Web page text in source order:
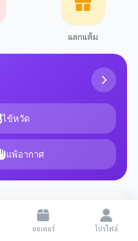
แลกแต้ม
ไข้หวัด
แพ้อากาศ
ดูทั้งหมด
ออเดอร์ โปรไฟล์